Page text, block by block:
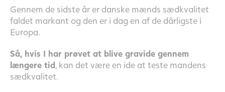
Gennem de sidste år er danske mænds sædkvalitet
faldet markant og den er i dag en af de dårligste i
Europa.
Så, hvis I har prøvet at blive gravide gennem
længere tid, kan det være en ide at teste mandens
sædkvalitet.